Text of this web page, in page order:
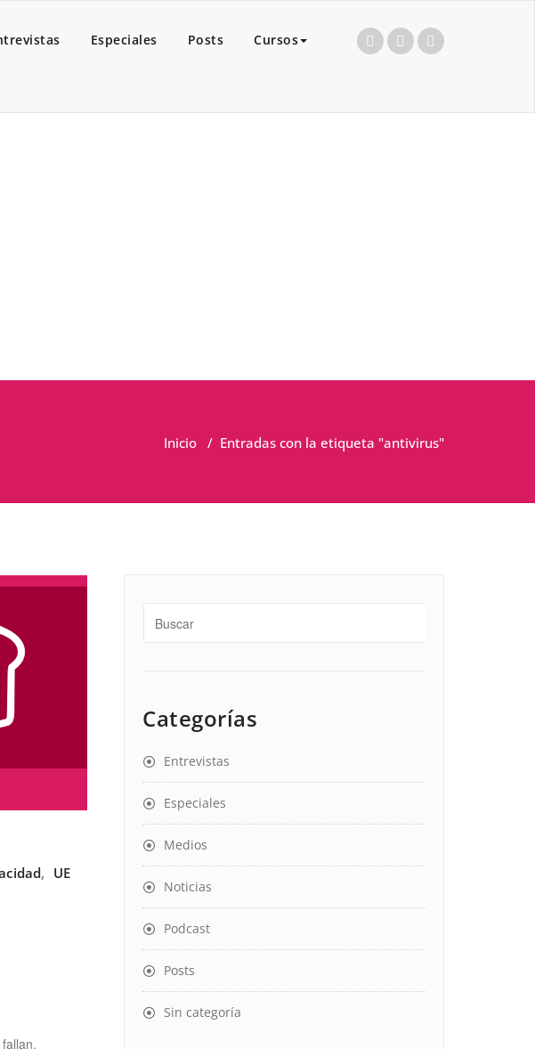
Especiales Posts Cursos
Inicio / Entradas con la etiqueta "antivirus"
, UE
Categorías
Entrevistas
Especiales
Medios
Noticias
Podcast
Posts
Sin categoría